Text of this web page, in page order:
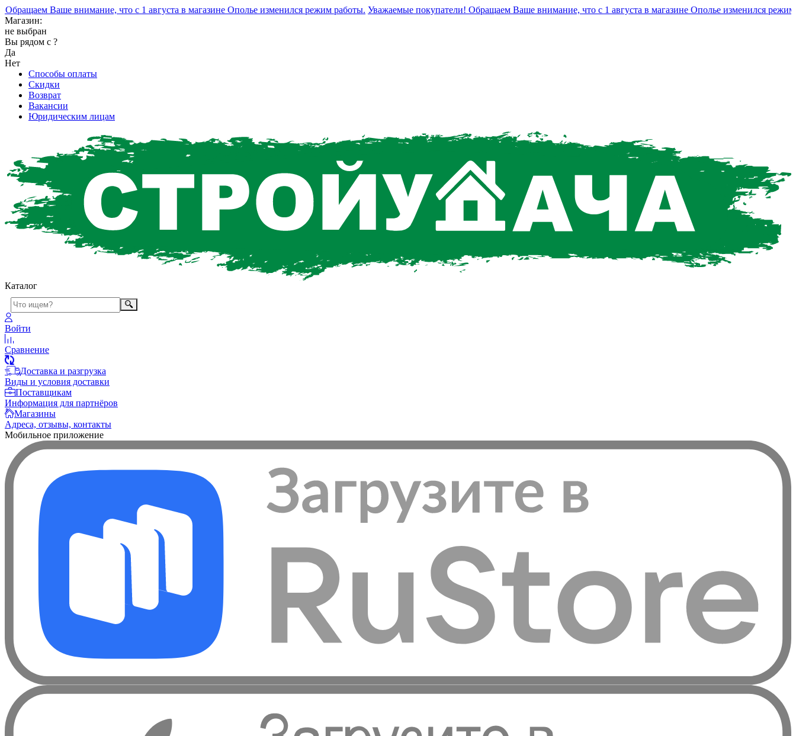
Ваше внимание, что с 1 августа в магазине Ополье изменился режим работы. Уважаемые покупатели! Обращаем Ваше внимание, что с 1 августа в магазине Ополье изменился режим
Магазин:
не выбран
Вы рядом с ?
Да
Нет
Способы оплаты
Скидки
Возврат
Вакансии
Юридическим лицам
Каталог
Войти
Сравнение
Доставка и разгрузка
Виды и условия доставки
Поставщикам
Информация для партнёров
Магазины
Адреса, отзывы, контакты
Мобильное приложение